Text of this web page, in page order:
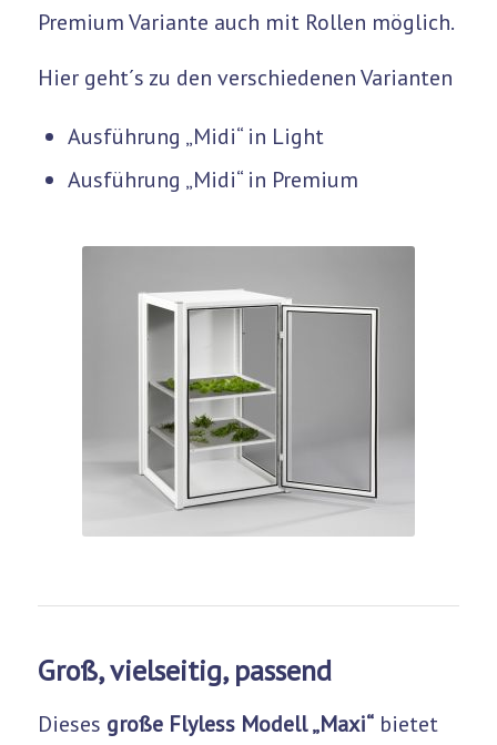
Premium Variante auch mit Rollen möglich.
Hier geht´s zu den verschiedenen Varianten
Ausführung „Midi“ in Light
Ausführung „Midi“ in Premium
Flyless-Midi in der
Premium-Variante
Groß, vielseitig, passend
Dieses große Flyless Modell„Maxi“bietet